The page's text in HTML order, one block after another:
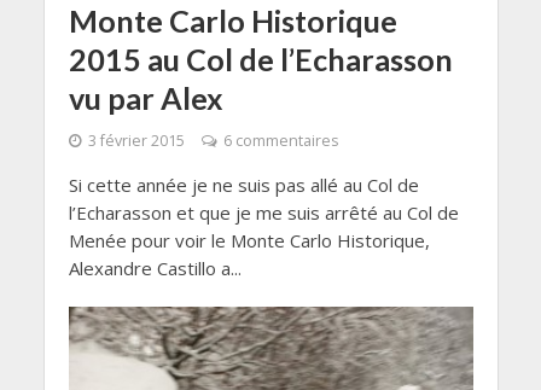
Monte Carlo Historique
2015 au Col de l’Echarasson
vu par Alex
3 février 2015 6 commentaires
Si cette année je ne suis pas allé au Col de
l’Echarasson et que je me suis arrêté au Col de
Menée pour voir le Monte Carlo Historique,
Alexandre Castillo a...